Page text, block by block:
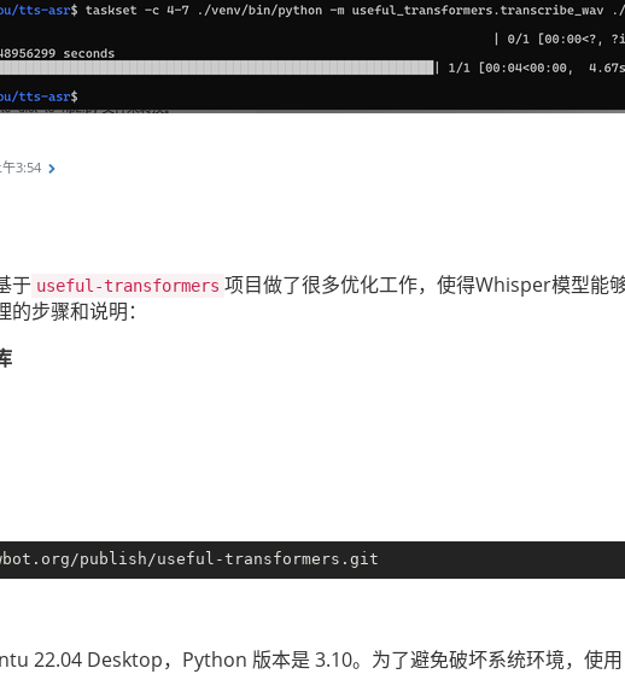
3:54
于 useful-transformers 项目做了很多优化工作，使得Whisper模型能
步骤和说明：
22.04 Desktop，Python 版本是 3.10。为了避免破坏系统环境，使用